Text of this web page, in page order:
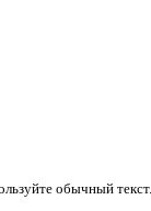
обычный текст.